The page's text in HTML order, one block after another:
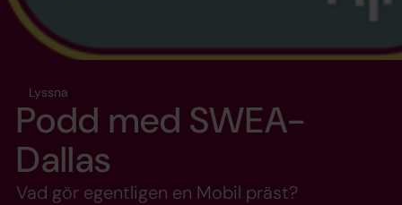
Lyssna
Podd med SWEA-
Dallas
Vad gör egentligen en Mobil präst?